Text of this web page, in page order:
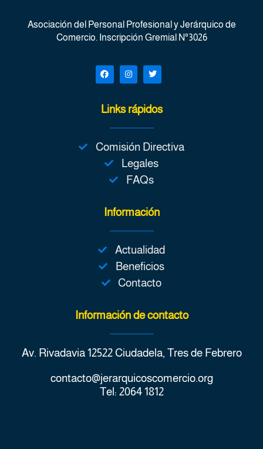
Asociación del Personal Profesional y Jerárquico de
Comercio. Inscripción Gremial N°3026
Links rápidos
Comisión Directiva
Legales
FAQs
Información
Actualidad
Beneficios
Contacto
Información de contacto
Av. Rivadavia 12522 Ciudadela, Tres de Febrero
contacto@jerarquicoscomercio.org
Tel: 2064 1812